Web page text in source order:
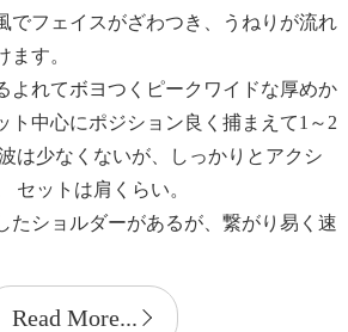
でフェイスがざわつき、うねりが流れ
す。
よれてボヨつくピークワイドな厚めか
ト中心にポジション良く捕まえて1～2
は少なくないが、しっかりとアクシ
セットは肩くらい。
たショルダーがあるが、繋がり易く速
Read More...